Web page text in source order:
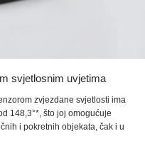
svjetlosnim uvjetima
zvjezdane svjetlosti ima
148,3°*, što joj omogućuje
i pokretnih objekata, čak i u